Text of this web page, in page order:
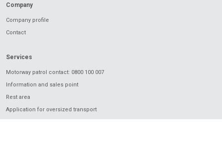
Company
Company profile
Contact
Services
Motorway patrol contact: 0800 100 007
Information and sales point
Rest area
Application for oversized transport